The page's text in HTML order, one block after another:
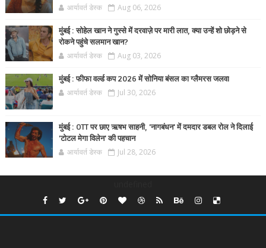
आर्यावर्त डेस्क Aug 06, 2026
मुंबई : सोहेल खान ने गुस्से में दरवाज़े पर मारी लात, क्या उन्हें शो छोड़ने से
रोकने पहुंचे सलमान खान?
आर्यावर्त डेस्क Aug 03, 2026
मुंबई : फीफा वर्ल्ड कप 2026 में सोनिया बंसल का ग्लैमरस जलवा
आर्यावर्त डेस्क Jul 30, 2026
मुंबई : OTT पर छाए ऋषभ साहनी, 'नागबंधन' में दमदार डबल रोल ने दिलाई
'टोटल मेगा विलेन' की पहचान
आर्यावर्त डेस्क Jul 28, 2026